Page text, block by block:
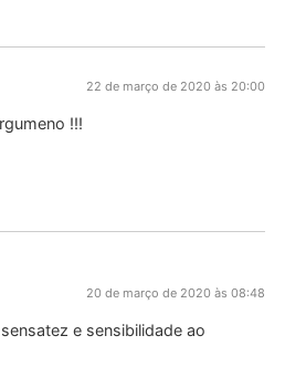
22 de março de 2020 às 20:00
!!!
20 de março de 2020 às 08:48
e sensibilidade ao